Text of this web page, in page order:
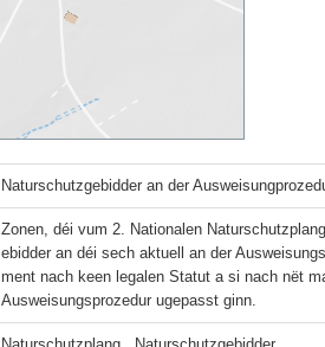
Naturschutzgebidder an der
Zonen, déi vum 2. Nationalen
ebidder an déi sech aktuell an der
ment nach keen legalen Statut a si nach nët
Ausweisungsprozedur ugepasst ginn.